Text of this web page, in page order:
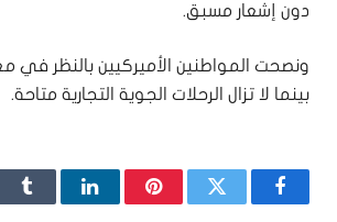
دون إشعار مسبق.
ونصحت المواطنين الأميركيين بالنظر في
بينما لا تزال الرحلات الجوية التجارية متاحة.
فيسبوكتويتر بينتيريستلينكدإن